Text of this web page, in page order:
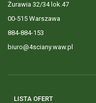
Żurawia 32/34 lok.47
00-515 Warszawa
884-884-153
biuro@4sciany.waw.pl
LISTA OFERT